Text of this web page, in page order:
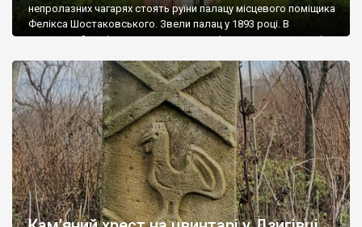
непролазних чагарях стоять руїни палацу місцевого поміщика
Фелікса Шостаковського. Звели палац у 1893 році. В
радянський період у ньому спочатку містилася школа, потім
століття тут розмістили туберкульозну лікарню. Коли із
палацу виїхала лікарня – ми точно не […]